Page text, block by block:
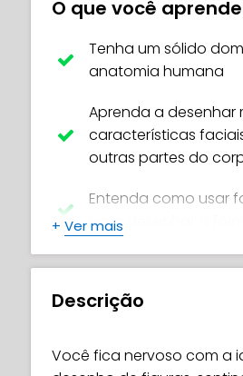
O que você
Tenha um sólido
anatomia humana
Aprenda a desenhar
características
outras partes do
Entenda como usar
para desenhar a
Evitar erros comuns
+ Ver mais
Descrição
Você fica nervoso com a